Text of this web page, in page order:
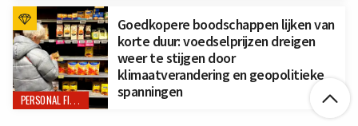
PERSONAL FINANCE
Goedkopere boodschappen lijken van
korte duur: voedselprijzen dreigen
weer te stijgen door
klimaatverandering en geopolitieke
spanningen
